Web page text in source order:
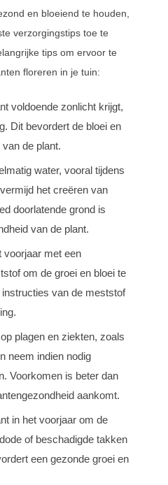
en bloeiend te houden,
verzorgingstips toe te
tips om ervoor te
floreren in je tuin:
voldoende zonlicht krijgt,
Dit bevordert de bloei en
de plant.
water, vooral tijdens
het creëren van
doorlatende grond is
van de plant.
voorjaar met een
om de groei en bloei te
van de meststof
plagen en ziekten, zoals
neem indien nodig
Voorkomen is beter dan
aankomt.
in het voorjaar om de
of beschadigde takken
een gezonde groei en